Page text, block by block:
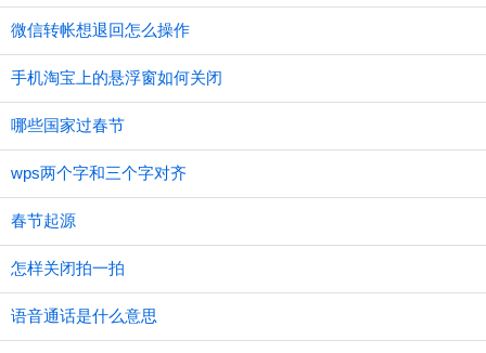
微信转帐想退回怎么操作
手机淘宝上的悬浮窗如何关闭
哪些国家过春节
wps两个字和三个字对齐
春节起源
怎样关闭拍一拍
语音通话是什么意思